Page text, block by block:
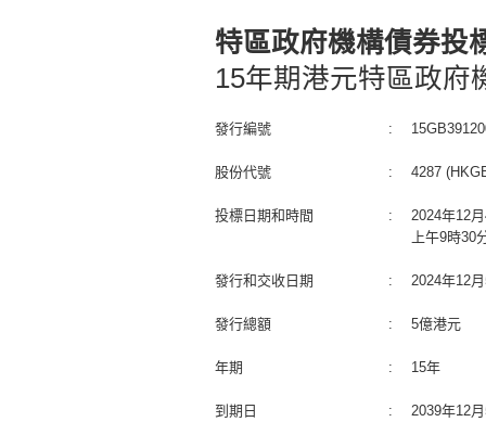
特區政府機構債券投
15年期港元特區政府
發行編號 :
股份代號 : 4287
投標日期和時間 :
2024年12
上午9時30
發行和交收日期 : 2024年12
發行總額 : 5億港元
年期 : 15年
到期日 : 2039年12